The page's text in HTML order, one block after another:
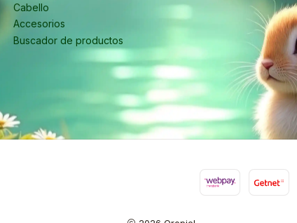
Cabello
Accesorios
Buscador de productos